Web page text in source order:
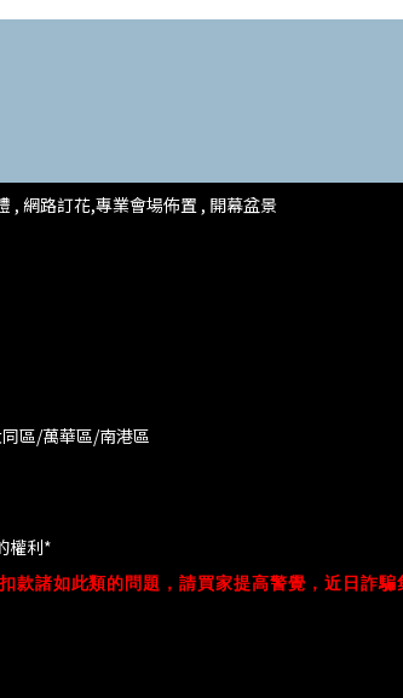
, 網路訂花,專業會場佈置 , 開幕盆景
區/萬華區/南港區
權利*
諸如此類的問題，請買家提高警覺，近日詐騙